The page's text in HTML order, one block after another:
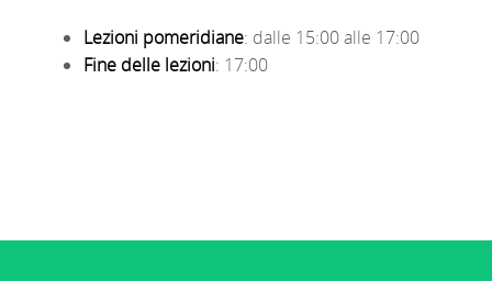
Lezioni pomeridiane: dalle 15:00 alle 17:00
Fine delle lezioni: 17:00